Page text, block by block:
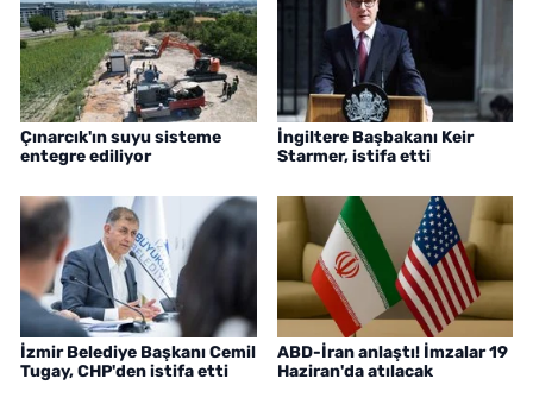
Çınarcık'ın suyu sisteme
entegre ediliyor
İngiltere Başbakanı Keir
Starmer, istifa etti
İzmir Belediye Başkanı Cemil
Tugay, CHP'den istifa etti
ABD-İran anlaştı! İmzalar 19
Haziran'da atılacak